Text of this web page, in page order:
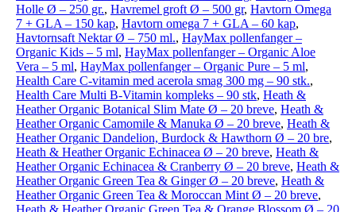
Holle Ø – 250 gr., Havremel groft Ø – 500 gr, Havtorn Omega
7 + GLA – 150 kap, Havtorn omega 7 + GLA – 60 kap,
Havtornsaft Nektar Ø – 750 ml., HayMax pollenfanger –
Organic Kids – 5 ml, HayMax pollenfanger – Organic Aloe
Vera – 5 ml, HayMax pollenfanger – Organic Pure – 5 ml,
Health Care C-vitamin med acerola smag 300 mg – 90 stk.,
Health Care Multi B-Vitamin kompleks – 90 stk, Heath &
Heather Organic Botanical Slim Mate Ø – 20 breve, Heath &
Heather Organic Camomile & Manuka Ø – 20 breve, Heath &
Heather Organic Dandelion, Burdock & Hawthorn Ø – 20 bre,
Heath & Heather Organic Echinacea Ø – 20 breve, Heath &
Heather Organic Echinacea & Cranberry Ø – 20 breve, Heath &
Heather Organic Green Tea & Ginger Ø – 20 breve, Heath &
Heather Organic Green Tea & Moroccan Mint Ø – 20 breve,
Heath & Heather Organic Green Tea & Orange Blossom Ø – 20